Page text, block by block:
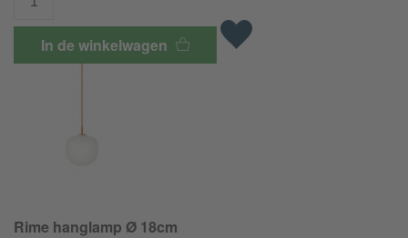
In de winkelwagen
Rime hanglamp Ø 18cm